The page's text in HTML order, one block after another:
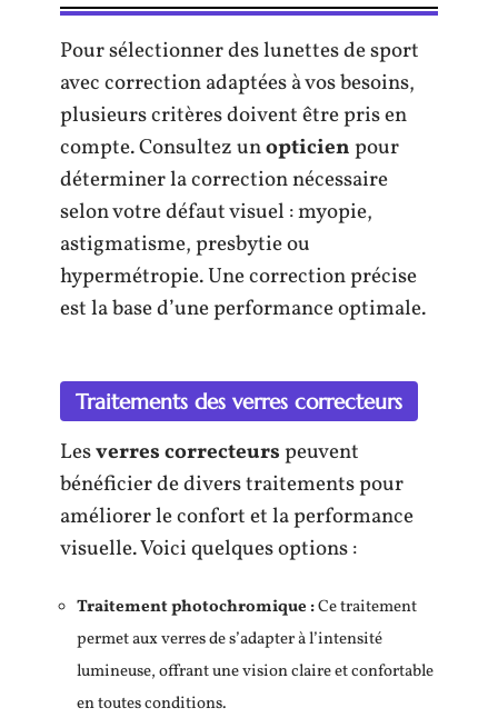
Pour sélectionner des lunettes de sport
avec correction adaptées à vos besoins,
plusieurs critères doivent être pris en
compte. Consultez unopticienpour
déterminer la correction nécessaire
selon votre défaut visuel : myopie,
astigmatisme, presbytie ou
hypermétropie. Une correction précise
est la base d’une performance optimale.
Traitements des verres correcteurs
Lesverres correcteurspeuvent
bénéficier de divers traitements pour
améliorer le confort et la performance
visuelle. Voici quelques options :
Traitement photochromique :Ce traitement
permet aux verres de s’adapter à l’intensité
lumineuse, offrant une vision claire et confortable
en toutes conditions.